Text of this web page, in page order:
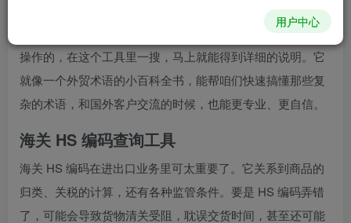
贸易术语，还是一些比较生僻的专业词汇，你都能在上面查
到。比如说，你不确定 “FOB” 在某个国家具体是怎么解释和
操作的，在这个工具里一搜，马上就能得到详细的说明。它
就像一个外贸术语的小百科全书，能帮咱们快速搞懂那些复
杂的术语，和国外客户交流的时候，也能更专业、更自信。
海关 HS 编码查询工具
海关 HS 编码在进出口业务里可太重要了。它关系到商品的
归类、关税的计算，还有各种监管条件。要是 HS 编码弄错
了，可能会导致货物清关受阻，耽误交货时间，甚至还可能
用户中心